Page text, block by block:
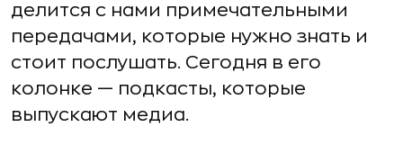
делится с нами примечательными
передачами, которые нужно знать и
стоит послушать. Сегодня в его
колонке — подкасты, которые
выпускают медиа.